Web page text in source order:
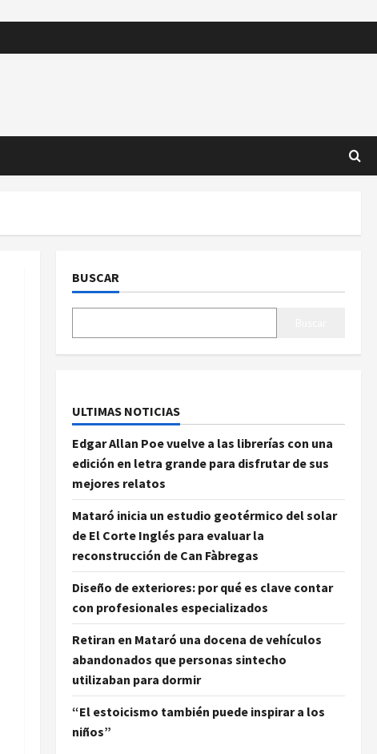
BUSCAR
ULTIMAS NOTICIAS
Edgar Allan Poe vuelve a las librerías con una
edición en letra grande para disfrutar de sus
mejores relatos
Mataró inicia un estudio geotérmico del solar
de El Corte Inglés para evaluar la
reconstrucción de Can Fàbregas
Diseño de exteriores: por qué es clave contar
con profesionales especializados
Retiran en Mataró una docena de vehículos
abandonados que personas sintecho
utilizaban para dormir
“El estoicismo también puede inspirar a los
niños”